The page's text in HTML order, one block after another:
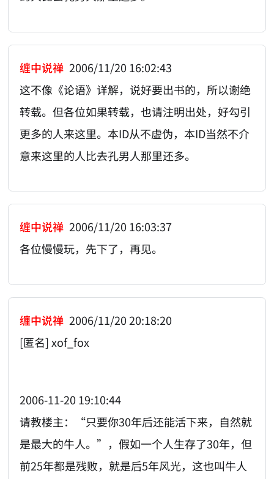
缠中说禅 2006/11/20 16:02:43
这不像《论语》详解，说好要出书的，所以谢绝
转载。但各位如果转载，也请注明出处，好勾引
更多的人来这里。本ID从不虚伪，本ID当然不介
意来这里的人比去孔男人那里还多。
缠中说禅 2006/11/20 16:03:37
各位慢慢玩，先下了，再见。
缠中说禅 2006/11/20 20:18:20
[匿名] xof_fox
2006-11-20 19:10:44
请教楼主：“只要你30年后还能活下来，自然就
是最大的牛人。”，假如一个人生存了30年，但
前25年都是残败，就是后5年风光，这也叫牛人